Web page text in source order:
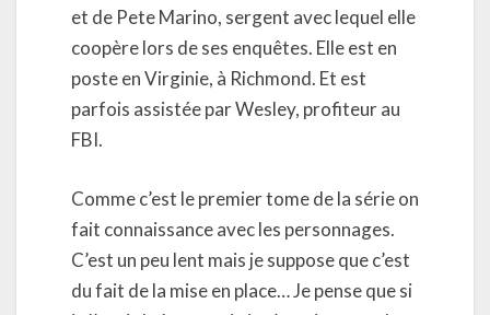
et de Pete Marino, sergent avec lequel elle
coopère lors de ses enquêtes. Elle est en
poste en Virginie, à Richmond. Et est
parfois assistée par Wesley, profiteur au
FBI.
Comme c’est le premier tome de la série on
fait connaissance avec les personnages.
C’est un peu lent mais je suppose que c’est
du fait de la mise en place… Je pense que si